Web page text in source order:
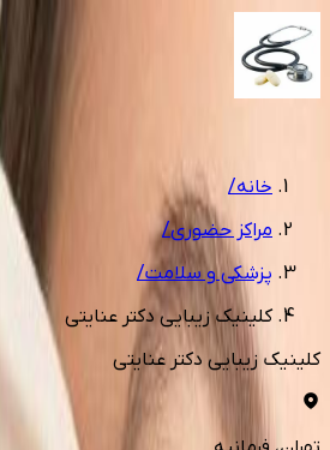
1/6
خانه/
مراکز حضوری/
پزشکی و سلامت/
کلینیک زیبایی دکتر عنایتی
کلینیک زیبایی دکتر عنایتی